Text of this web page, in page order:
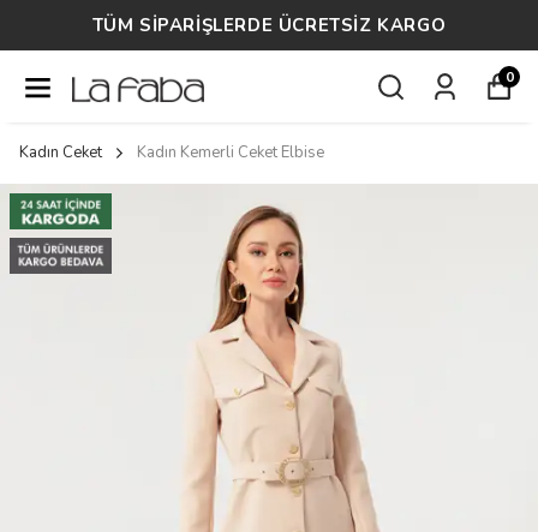
TÜM SİPARİŞLERDE ÜCRETSİZ KARGO
0
Kadın Ceket Kadın Kemerli Ceket Elbise